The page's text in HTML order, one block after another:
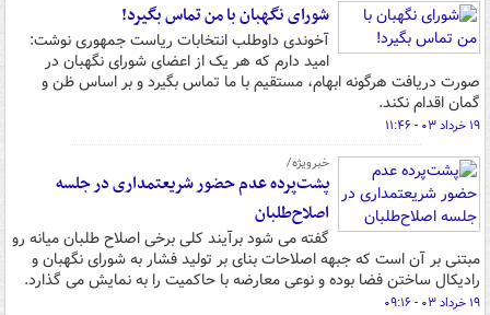
شورای نگهبان با من تماس بگیرد!
آخوندی داوطلب انتخابات ریاست جمهوری نوشت:
امید دارم که هر یک از اعضای شورای نگهبان در
صورت دریافت هرگونه ابهام، مستقیم با ما تماس بگیرد و بر اساس ظن و
گمان اقدام نکند.
۱۹ خرداد ۰۳ - ۱۱:۴۶
خبرویژه/
پشت‌پرده عدم حضور شریعتمداری در جلسه
اصلاح‌طلبان
گفته می شود برآیند کلی برخی اصلاح طلبان میانه رو
مبتنی بر آن است که جبهه اصلاحات بنای بر تولید فشار به شورای نگهبان و
رادیکال ساختن فضا بوده و نوعی معارضه با حاکمیت را به نمایش می گذارد.
۱۹ خرداد ۰۳ - ۰۹:۱۶